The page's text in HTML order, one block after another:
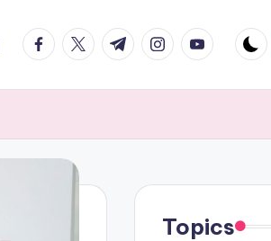
facebook.com
twitter.com
t.me instagram.com
youtube.com
Topics